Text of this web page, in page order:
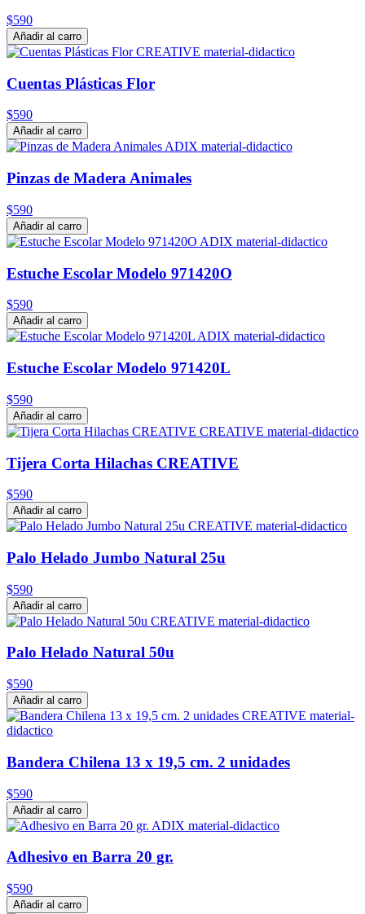
$590
Añadir al carro
Cuentas Plásticas Flor
$590
Añadir al carro
Pinzas de Madera Animales
$590
Añadir al carro
Estuche Escolar Modelo 971420O
$590
Añadir al carro
Estuche Escolar Modelo 971420L
$590
Añadir al carro
Tijera Corta Hilachas CREATIVE
$590
Añadir al carro
Palo Helado Jumbo Natural 25u
$590
Añadir al carro
Palo Helado Natural 50u
$590
Añadir al carro
Bandera Chilena 13 x 19,5 cm. 2 unidades
$590
Añadir al carro
Adhesivo en Barra 20 gr.
$590
Añadir al carro